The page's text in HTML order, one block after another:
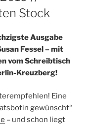
Stock
Ausgabe
Fessel – mit
vom Schreibtisch
Kreuzberg!
Eine
gewünscht“
– und schon liegt